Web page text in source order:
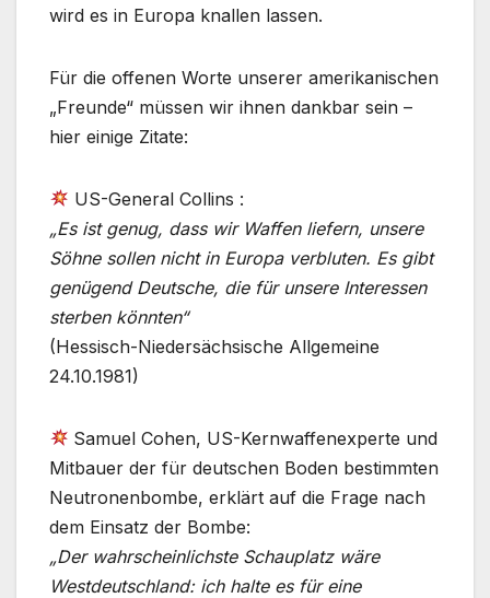
wird es in Europa knallen lassen.
Für die offenen Worte unserer amerikanischen
„Freunde“ müssen wir ihnen dankbar sein –
hier einige Zitate:
US-General Collins :
„Es ist genug, dass wir Waffen liefern, unsere
Söhne sollen nicht in Europa verbluten. Es gibt
genügend Deutsche, die für unsere Interessen
sterben könnten“
(Hessisch-Niedersächsische Allgemeine
24.10.1981)
Samuel Cohen, US-Kernwaffenexperte und
Mitbauer der für deutschen Boden bestimmten
Neutronenbombe, erklärt auf die Frage nach
dem Einsatz der Bombe:
„Der wahrscheinlichste Schauplatz wäre
Westdeutschland: ich halte es für eine